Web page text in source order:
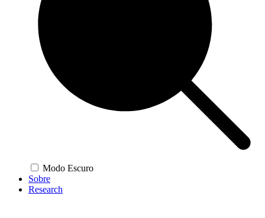
Modo Escuro
Sobre
Research